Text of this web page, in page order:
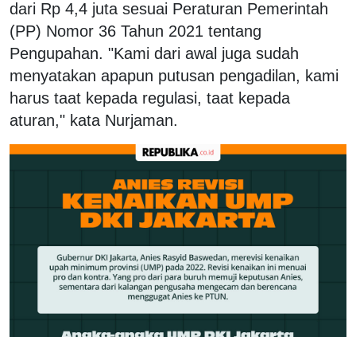
dari Rp 4,4 juta sesuai Peraturan Pemerintah
(PP) Nomor 36 Tahun 2021 tentang
Pengupahan. "Kami dari awal juga sudah
menyatakan apapun putusan pengadilan, kami
harus taat kepada regulasi, taat kepada
aturan," kata Nurjaman.